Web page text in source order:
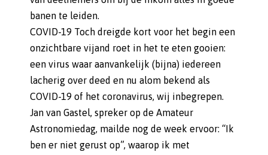
banen te leiden.
COVID-19 Toch dreigde kort voor het begin een
onzichtbare vijand roet in het te eten gooien:
een virus waar aanvankelijk (bijna) iedereen
lacherig over deed en nu alom bekend als
COVID-19 of het coronavirus, wij inbegrepen.
Jan van Gastel, spreker op de Amateur
Astronomiedag, mailde nog de week ervoor: “Ik
ben er niet gerust op”, waarop ik met